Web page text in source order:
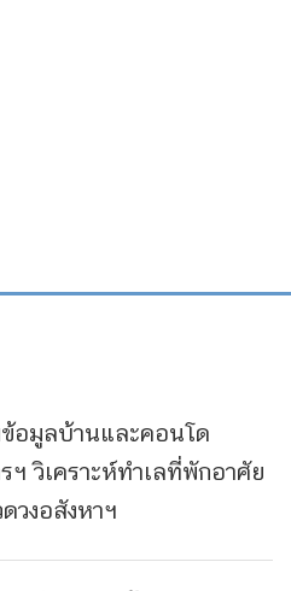
อมูลบ้านและคอนโด
ฯ วิเคราะห์ทำเลที่พักอาศัย
วงอสังหาฯ